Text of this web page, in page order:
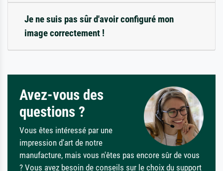
Je ne suis pas sûr d'avoir configuré mon
image correctement !
Avez-vous des
questions ?
Vous êtes intéressé par une
impression d'art de notre
manufacture, mais vous n'êtes pas encore sûr de vous
? Vous avez besoin de conseils sur le choix du support